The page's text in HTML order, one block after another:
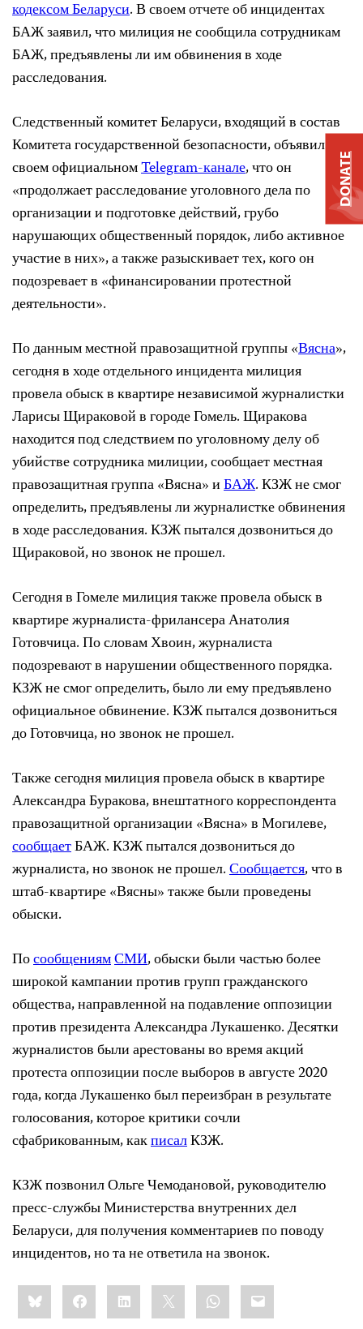
кодексом Беларуси. В своем отчете об инцидентах
БАЖ заявил, что милиция не сообщила сотрудникам
БАЖ, предъявлены ли им обвинения в ходе
расследования.
Следственный комитет Беларуси, входящий в состав
Комитета государственной безопасности, объявил в
своем официальномTelegram-канале, что он
«продолжает расследование уголовного дела по
организации и подготовке действий, грубо
нарушающих общественный порядок, либо активное
участие в них», а также разыскивает тех, кого он
подозревает в «финансировании протестной
деятельности».
По данным местной правозащитной группы «Вясна»,
сегодня в ходе отдельного инцидента милиция
провела обыск в квартире независимой журналистки
Ларисы Щираковой в городе Гомель. Щиракова
находится под следствием по уголовному делу об
убийстве сотрудника милиции, сообщает местная
правозащитная группа «Вясна» иБАЖ. КЗЖ не смог
определить, предъявлены ли журналистке обвинения
в ходе расследования. КЗЖ пытался дозвониться до
Щираковой, но звонок не прошел.
Сегодня в Гомеле милиция также провела обыск в
квартире журналиста-фрилансера Анатолия
Готовчица. По словам Хвоин, журналиста
подозревают в нарушении общественного порядка.
КЗЖ не смог определить, было ли ему предъявлено
официальное обвинение. КЗЖ пытался дозвониться
до Готовчица, но звонок не прошел.
Также сегодня милиция провела обыск в квартире
Александра Буракова, внештатного корреспондента
правозащитной организации «Вясна» в Могилеве,
сообщаетБАЖ. КЗЖ пытался дозвониться до
журналиста, но звонок не прошел.Сообщается, что в
штаб-квартире «Вясны» также были проведены
обыски.
ПосообщениямСМИ, обыски были частью более
широкой кампании против групп гражданского
общества, направленной на подавление оппозиции
против президента Александра Лукашенко. Десятки
журналистов были арестованы во время акций
протеста оппозиции после выборов в августе 2020
года, когда Лукашенко был переизбран в результате
голосования, которое критики сочли
сфабрикованным, какписалКЗЖ.
КЗЖ позвонил Ольге Чемодановой, руководителю
пресс-службы Министерства внутренних дел
Беларуси, для получения комментариев по поводу
инцидентов, но та не ответила на звонок.
Share
this:BlueskyFacebookLinkedIn WhatsApp
Email
DONATE